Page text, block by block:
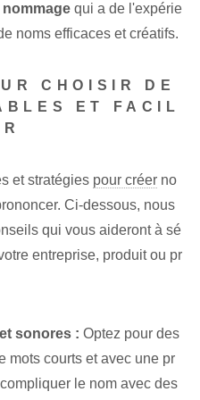
qui a de l'expérie
noms efficaces et créatifs.
CHOISIR DE
ET FACIL
et stratégies pour créer no
Ci-dessous, nous
qui vous aideront à sé
entreprise, produit ou pr
sonores : Optez pour des
mots courts et avec une pr
le nom avec des